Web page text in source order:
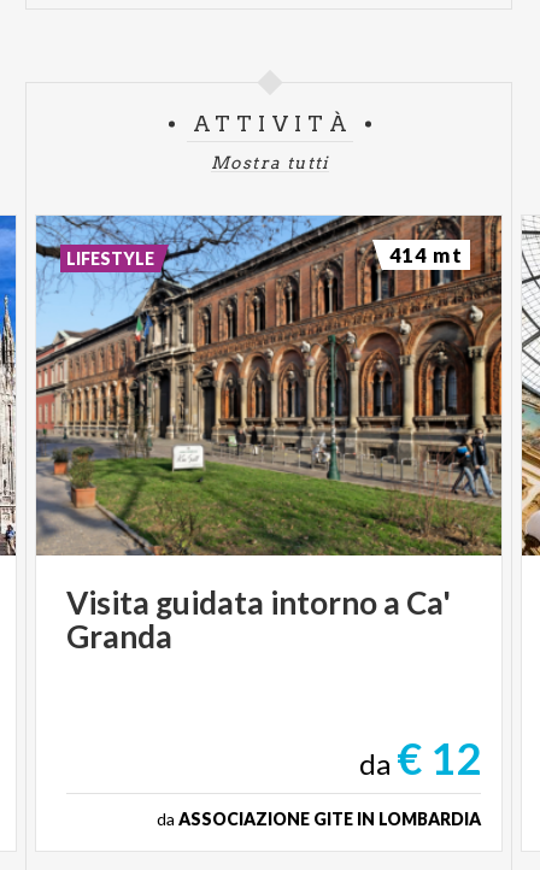
ATTIVITÀ
Mostra tutti
Visita guidata intornoa Ca'
Granda
da € 12
da ASSOCIAZIONE GITE IN LOMBARDIA
LIFESTYLE 414 mt